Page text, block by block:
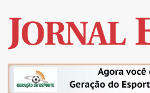
content